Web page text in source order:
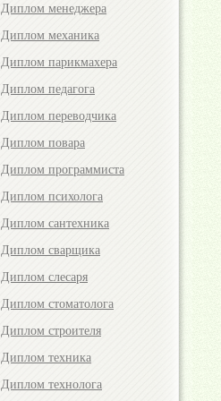
Диплом менеджера
Диплом механика
Диплом парикмахера
Диплом педагога
Диплом переводчика
Диплом повара
Диплом программиста
Диплом психолога
Диплом сантехника
Диплом сварщика
Диплом слесаря
Диплом стоматолога
Диплом строителя
Диплом техника
Диплом технолога